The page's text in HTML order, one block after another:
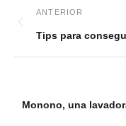
Tips para
Monono, una